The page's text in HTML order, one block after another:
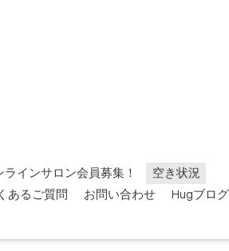
ラインサロン会員募集！
空き状況
あるご質問 お問い合わせ
Hugブログ